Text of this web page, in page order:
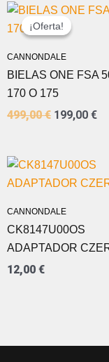
¡Oferta!
CANNONDALE
¡Oferta!
BIELAS ONE FSA
170 O 175
499,00€
EL
PRECIO
ORIGINAL
499,00 €.
199,00 €
EL
CANNONDALE
CK8147U00OS
ADAPTADOR
12,00 €